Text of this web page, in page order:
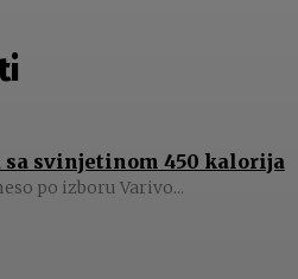
sa svinjetinom 450 kalorija
po izboru Varivo...